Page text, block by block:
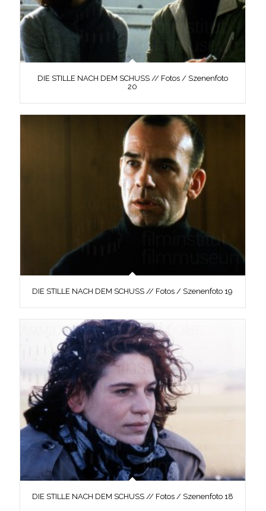
DIE STILLE NACH DEM SCHUSS // Fotos / Szenenfoto
20
DIE STILLE NACH DEM SCHUSS // Fotos / Szenenfoto 19
DIE STILLE NACH DEM SCHUSS // Fotos / Szenenfoto 18